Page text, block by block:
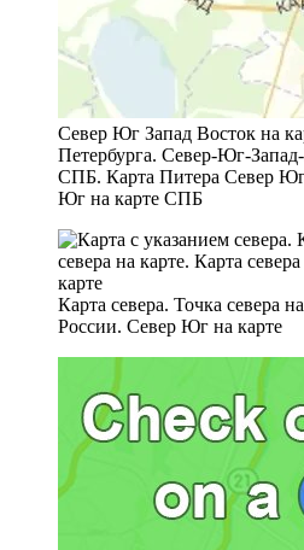
Север Юг Запад Восток на
Петербурга. Север-Юг-
СПБ. Карта Питера Север
Юг на карте СПБ
Карта севера. Точка севера
России. Север Юг на карте